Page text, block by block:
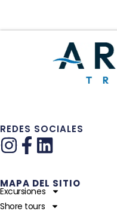
REDES SOCIALES
MAPA DEL SITIO
Excursiones
Shore tours